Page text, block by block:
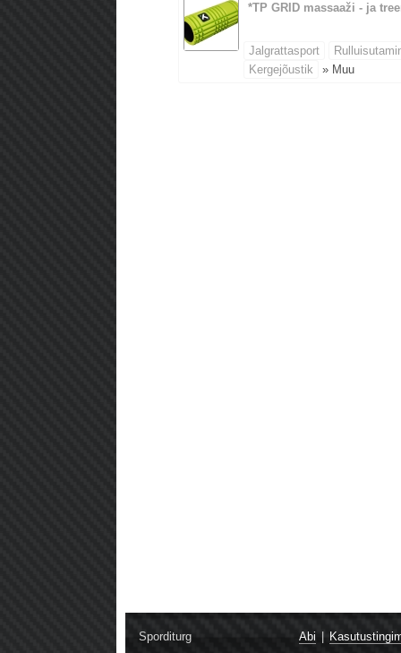
Jalgrattasport
Kergejõustik
» Muu
*TP GRID massaaži - ja
Sporditurg Abi